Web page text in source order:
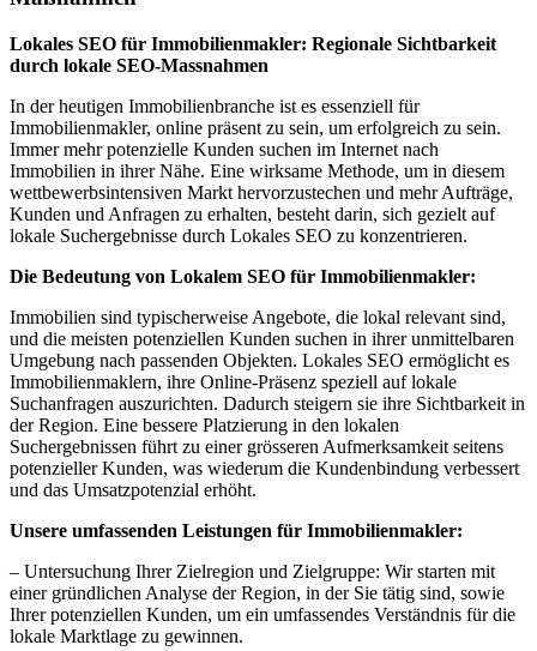
Lokales SEO für Immobilienmakler: Regionale Sichtbarkeit
durch lokale SEO-Massnahmen
In der heutigen Immobilienbranche ist es essenziell für
Immobilienmakler, online präsent zu sein, um erfolgreich zu sein.
Immer mehr potenzielle Kunden suchen im Internet nach
Immobilien in ihrer Nähe. Eine wirksame Methode, um in diesem
wettbewerbsintensiven Markt hervorzustechen und mehr Aufträge,
Kunden und Anfragen zu erhalten, besteht darin, sich gezielt auf
lokale Suchergebnisse durch Lokales SEO zu konzentrieren.
Die Bedeutung von Lokalem SEO für Immobilienmakler:
Immobilien sind typischerweise Angebote, die lokal relevant sind,
und die meisten potenziellen Kunden suchen in ihrer unmittelbaren
Umgebung nach passenden Objekten. Lokales SEO ermöglicht es
Immobilienmaklern, ihre Online-Präsenz speziell auf lokale
Suchanfragen auszurichten. Dadurch steigern sie ihre Sichtbarkeit in
der Region. Eine bessere Platzierung in den lokalen
Suchergebnissen führt zu einer grösseren Aufmerksamkeit seitens
potenzieller Kunden, was wiederum die Kundenbindung verbessert
und das Umsatzpotenzial erhöht.
Unsere umfassenden Leistungen für Immobilienmakler:
– Untersuchung Ihrer Zielregion und Zielgruppe: Wir starten mit
einer gründlichen Analyse der Region, in der Sie tätig sind, sowie
Ihrer potenziellen Kunden, um ein umfassendes Verständnis für die
lokale Marktlage zu gewinnen.